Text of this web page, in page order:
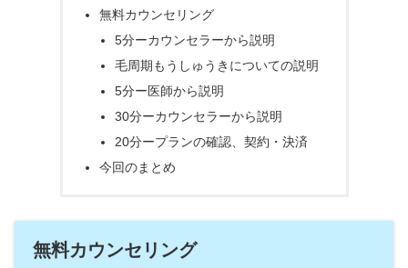
無料カウンセリング
5分ーカウンセラーから説明
毛周期もうしゅうきについての説明
5分ー医師から説明
30分ーカウンセラーから説明
20分ープランの確認、契約・決済
今回のまとめ
無料カウンセリング